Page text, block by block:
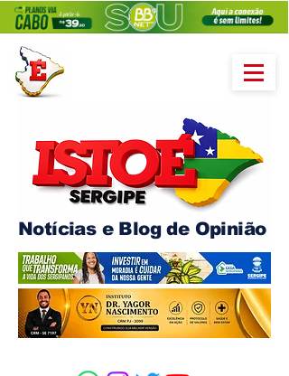
Notícias e Blog de Opinião